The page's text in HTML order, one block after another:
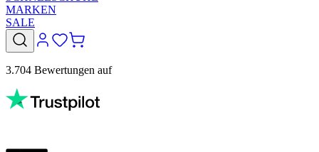
MARKEN
SALE
3.704 Bewertungen auf